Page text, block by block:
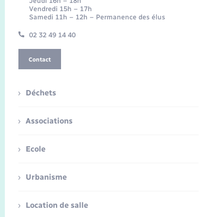
Vendredi 15h – 17h
Samedi 11h – 12h – Permanence des élus
02 32 49 14 40
Contact
Déchets
Associations
Ecole
Urbanisme
Location de salle